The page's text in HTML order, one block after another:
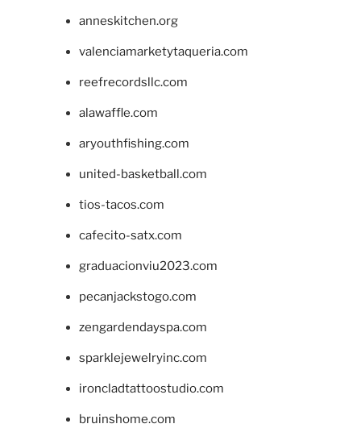
anneskitchen.org
valenciamarketytaqueria.com
reefrecordsllc.com
alawaffle.com
aryouthfishing.com
united-basketball.com
tios-tacos.com
cafecito-satx.com
graduacionviu2023.com
pecanjackstogo.com
zengardendayspa.com
sparklejewelryinc.com
ironcladtattoostudio.com
bruinshome.com